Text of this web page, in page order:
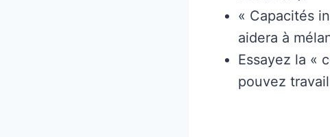
« Capacités
aidera à
Essayez la «
pouvez